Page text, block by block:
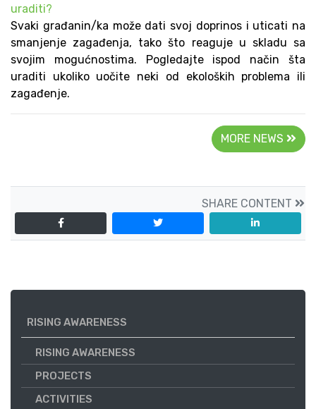
uraditi?
Svaki građanin/ka može dati svoj doprinos i uticati na
smanjenje zagađenja, tako što reaguje u skladu sa
svojim mogućnostima. Pogledajte ispod način šta
uraditi ukoliko uočite neki od ekoloških problema ili
zagađenje.
MORE NEWS
SHARE CONTENT
RISING AWARENESS
RISING AWARENESS
PROJECTS
ACTIVITIES